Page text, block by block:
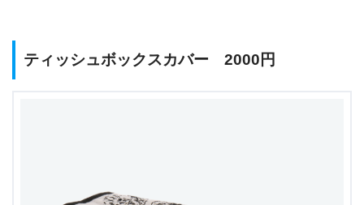
ティッシュボックスカバー 2000円